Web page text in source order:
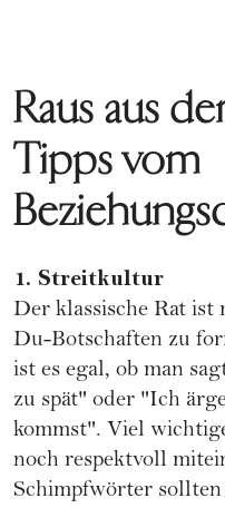
Raus aus
Tipps vom
1. Streitkultur
Der klassische Rat
Du-Botschaften zu
ist es egal, ob man
zu spät" oder "Ich
kommst". Viel
noch respektvoll
Schimpfwörter sollten